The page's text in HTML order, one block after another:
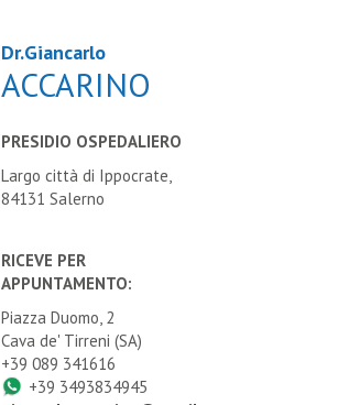
Dr.Giancarlo
ACCARINO
PRESIDIO OSPEDALIERO
Largo città di Ippocrate,
84131 Salerno
RICEVE PER
APPUNTAMENTO:
Piazza Duomo, 2
Cava de' Tirreni (SA)
+39 089 341616
+39 3493834945